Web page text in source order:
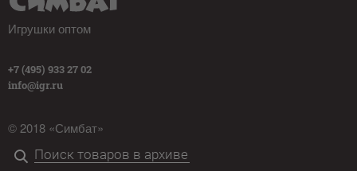
Игрушки оптом
+7 (495) 933 27 02
info@igr.ru
© 2018 «Симбат»